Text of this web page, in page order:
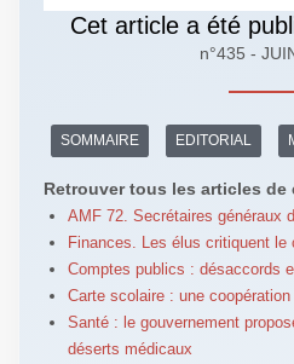
Cet article a été
n°435 -
SOMMAIRE EDITORIAL
Retrouver tous les articles de
AMF 72. Secrétaires généraux
Finances. Les élus critiquent le
Comptes publics : désaccords
Carte scolaire : une
Santé : le gouvernement
déserts médicaux